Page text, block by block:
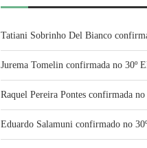
Tatiani Sobrinho Del Bianco
Jurema Tomelin confirmada no 30º
Raquel Pereira Pontes confirmada
Eduardo Salamuni confirmado no